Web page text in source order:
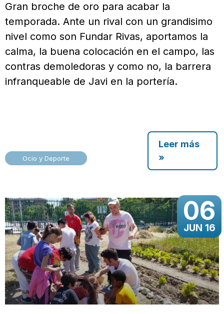
Gran broche de oro para acabar la
temporada. Ante un rival con un grandisimo
nivel como son Fundar Rivas, aportamos la
calma, la buena colocación en el campo, las
contras demoledoras y como no, la barrera
infranqueable de Javi en la portería.
Ocio y Deporte
Leer más
»
06
JUN 16